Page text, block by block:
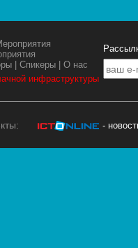
|Спикеры |О нас
инфраструктуры
-